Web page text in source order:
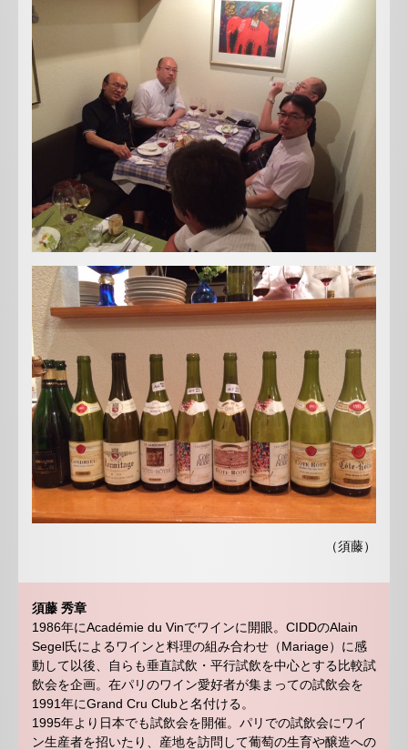
（須藤）
須藤 秀章
1986年にAcadémie du Vinでワインに開眼。CIDDのAlain
Segel氏によるワインと料理の組み合わせ（Mariage）に感
動して以後、自らも垂直試飲・平行試飲を中心とする比較試
飲会を企画。在パリのワイン愛好者が集まっての試飲会を
1991年にGrand Cru Clubと名付ける。
1995年より日本でも試飲会を開催。パリでの試飲会にワイ
ン生産者を招いたり、産地を訪問して葡萄の生育や醸造への